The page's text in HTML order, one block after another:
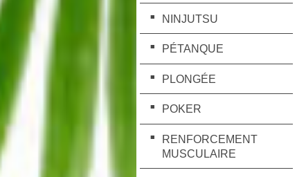
NINJUTSU
PÉTANQUE
PLONGÉE
POKER
RENFORCEMENT
MUSCULAIRE